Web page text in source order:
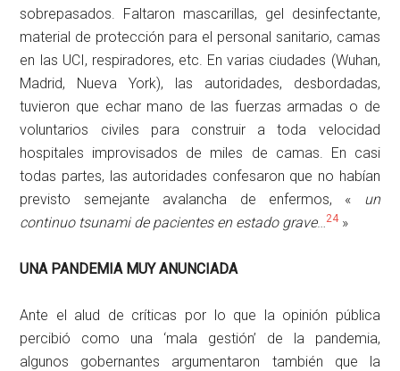
sobrepasados. Faltaron mascarillas, gel desinfectante,
material de protección para el personal sanitario, camas
en las UCI, respiradores, etc. En varias ciudades (Wuhan,
Madrid, Nueva York), las autoridades, desbordadas,
tuvieron que echar mano de las fuerzas armadas o de
voluntarios civiles para construir a toda velocidad
hospitales improvisados de miles de camas. En casi
todas partes, las autoridades confesaron que no habían
previsto semejante avalancha de enfermos, « un
continuo tsunami de pacientes en estado grave…24»
UNA PANDEMIA MUY ANUNCIADA
Ante el alud de críticas por lo que la opinión pública
percibió como una ‘mala gestión’ de la pandemia,
algunos gobernantes argumentaron también que la